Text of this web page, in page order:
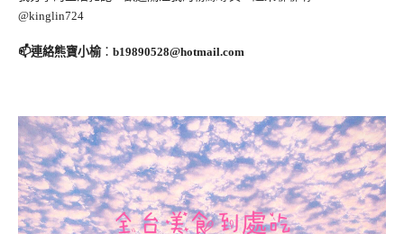
@kinglin724
📫連絡熊寶小榆： b19890528@hotmail.com